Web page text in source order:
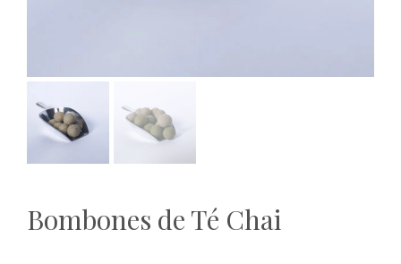
Bombones de Té Chai